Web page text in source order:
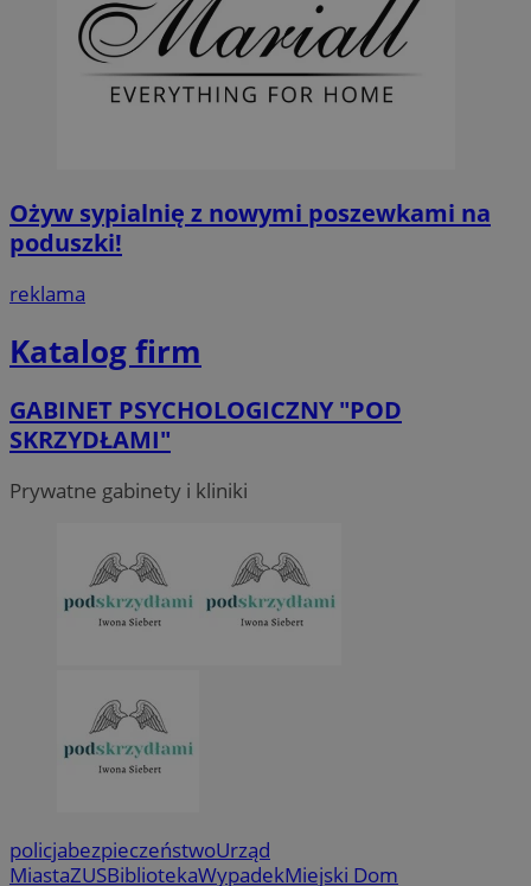
Ożyw sypialnię z nowymi poszewkami na
poduszki!
reklama
Katalog firm
GABINET PSYCHOLOGICZNY "POD
SKRZYDŁAMI"
Prywatne gabinety i kliniki
policjabezpieczeństwoUrząd
MiastaZUSBibliotekaWypadekMiejski Dom